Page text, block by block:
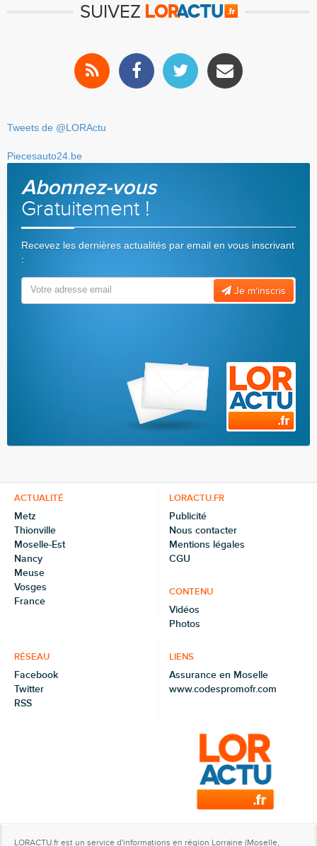
SUIVEZ
Tweets de @LORActu
Piecesauto24.be
Abonnez-vous
Gratuitement !
Recevez les dernières actualités par email en vous inscrivant
:
Je m’inscris
ACTUALITÉ
Metz
Thionville
Moselle-Est
Nancy
Meuse
Vosges
France
LORACTU.FR
Publicité
Nous contacter
Mentions légales
CGU
CONTENU
Vidéos
Photos
RÉSEAU
Facebook
Twitter
RSS
LIENS
Assurance en Moselle
www.codespromofr.com
LORACTU.fr est un service d'informations en région Lorraine (Moselle,